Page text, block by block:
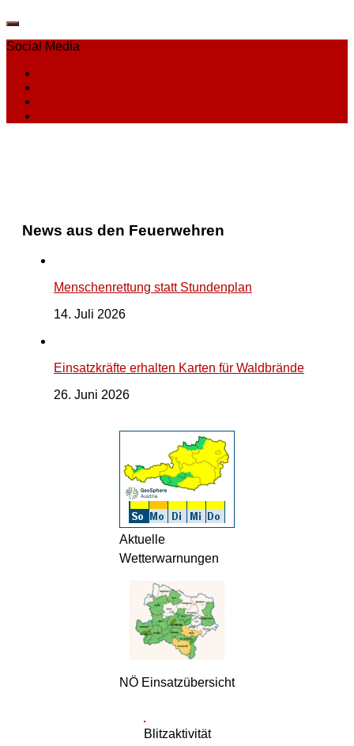
Social Media
News aus den Feuerwehren
Menschenrettung statt Stundenplan
14. Juli 2026
Einsatzkräfte erhalten Karten für Waldbrände
26. Juni 2026
Aktuelle
Wetterwarnungen
NÖ Einsatzübersicht
Blitzaktivität